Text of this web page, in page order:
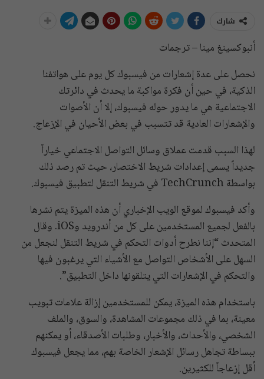
شارك
أنبوكسينغ مينا – ترجمات
نحصل على عدة إشعارات من فيسبوك كل يوم على هواتفنا
الذكية، في حين أن فكرة مواكبة ما يحدث في دائرتك
الاجتماعية هي ما يدور حوله فيسبوك، إلا أن الأصوات
والإشعارات العادية قد تتسبب في بعض الأحيان في الإزعاج.
لهذا السبب قدمت عملاق وسائل التواصل الاجتماعي خياراً
جديداً يسمى إعدادات شريط الاختصار، حيث تم رصد ذلك
بواسطة TechCrunch في شريط التنقل لتطبيق فيسبوك.
وأكد فيسبوك لموقع الويب الإخباري أن هذه الميزة يتم نشرها
بالفعل لجميع المستخدمين على كل من أندرويد وiOS. وقال
المتحدث “إننا نطرح أدوات التحكم في شريط التنقل لنجعل من
السهل على الأشخاص التواصل مع الأشياء التي يرغبون فيها
والتحكم في الإشعارات التي يتلقونها داخل التطبيق”.
باستخدام هذه الميزة، يمكن للمستخدمين إزالة علامات تبويب
معينة، بما في ذلك مجموعات المشاهدة، والسوق، والملف
الشخصي، والأحداث، والأخبار، وطلبات الأصدقاء، أو يمكنهم
ببساطة تجاهل رسائل الإشعار الخاصة بهم، مما يجعل فيسبوك
أقل إزعاجاً للكثيرين.